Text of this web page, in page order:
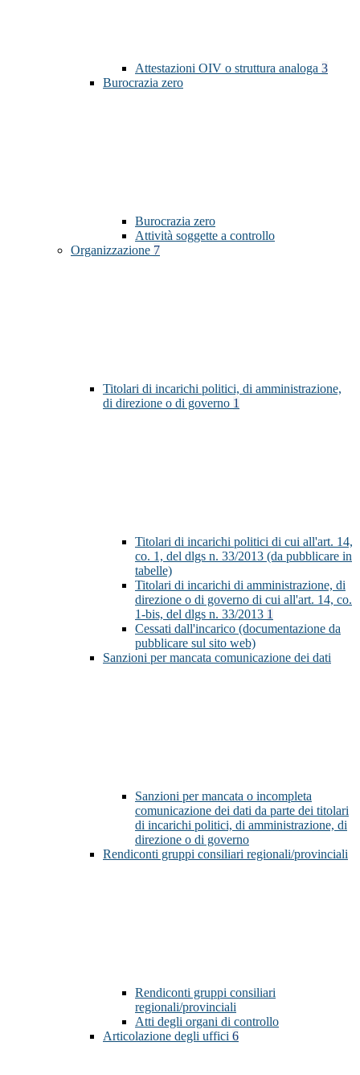
Attestazioni OIV o struttura analoga 3
Burocrazia zero
Burocrazia zero
Attività soggette a controllo
Organizzazione 7
Titolari di incarichi politici, di amministrazione,
di direzione o di governo 1
Titolari di incarichi politici di cui all'art. 14,
co. 1, del dlgs n. 33/2013 (da pubblicare in
tabelle)
Titolari di incarichi di amministrazione, di
direzione o di governo di cui all'art. 14, co.
1-bis, del dlgs n. 33/2013 1
Cessati dall'incarico (documentazione da
pubblicare sul sito web)
Sanzioni per mancata comunicazione dei dati
Sanzioni per mancata o incompleta
comunicazione dei dati da parte dei titolari
di incarichi politici, di amministrazione, di
direzione o di governo
Rendiconti gruppi consiliari regionali/provinciali
Rendiconti gruppi consiliari
regionali/provinciali
Atti degli organi di controllo
Articolazione degli uffici 6